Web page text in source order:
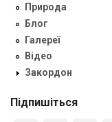
Природа
Блог
Галереї
Відео
Закордон
Підпишіться